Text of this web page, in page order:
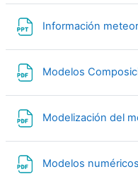
Información
Modelos
Modelización del
Modelos numéricos